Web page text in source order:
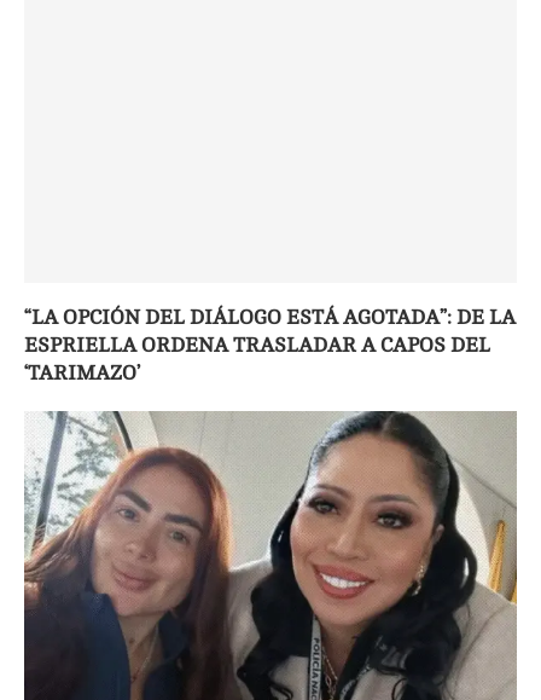
“LA OPCIÓN DEL DIÁLOGO ESTÁ AGOTADA”: DE LA
ESPRIELLA ORDENA TRASLADAR A CAPOS DEL
‘TARIMAZO’